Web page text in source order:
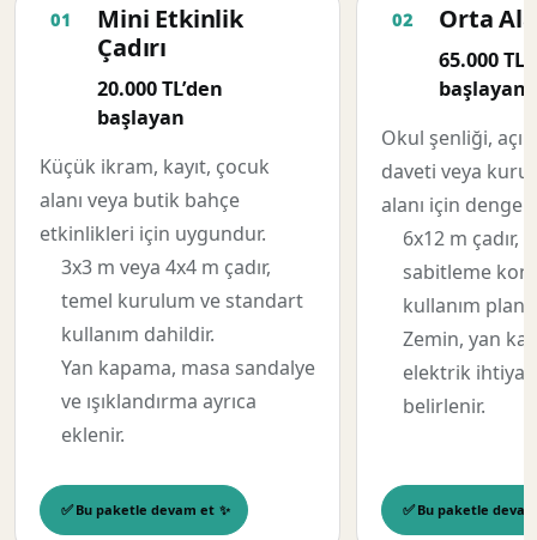
Mini Etkinlik
Çadırı
20.000 TL’den
başlayan
Küçük ikram, kayıt, çocuk
alanı veya butik bahçe
etkinlikleri için uygundur.
3x3 m veya 4x4 m çadır,
temel kurulum ve standart
kullanım dahildir.
Yan kapama, masa sandalye
ve ışıklandırma ayrıca
eklenir.
Bu paketle devam et
Orta
65.000
başlayan
Okul şenliği,
daveti veya
alanı için
6x12 m çadır,
sabitleme
kullanım
Zemin, yan
elektrik
belirlenir.
Bu paketle